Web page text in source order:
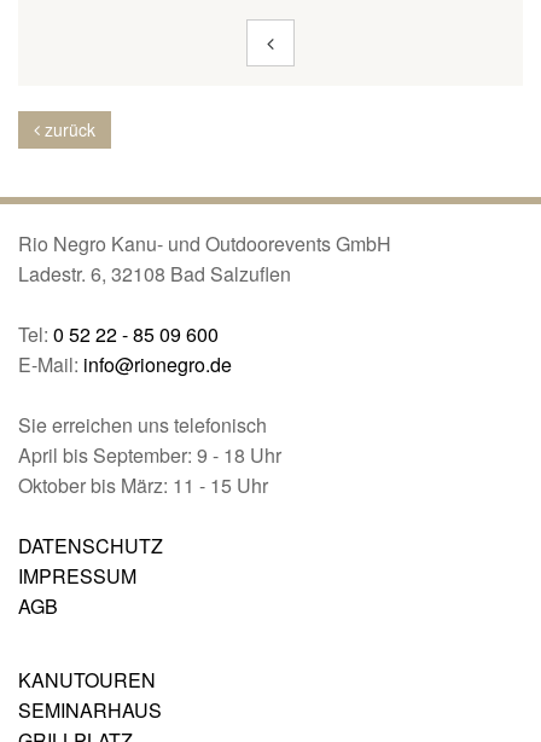
zurück
Rio Negro Kanu- und Outdoorevents GmbH
Ladestr. 6, 32108 Bad Salzuflen
Tel: 0 52 22 - 85 09 600
E-Mail: info@rionegro.de
Sie erreichen uns telefonisch
April bis September: 9 - 18 Uhr
Oktober bis März: 11 - 15 Uhr
DATENSCHUTZ
IMPRESSUM
AGB
KANUTOUREN
SEMINARHAUS